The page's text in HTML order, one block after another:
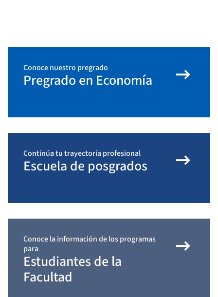
Conoce nuestro pregrado
Pregrado en Economía arrow_right_alt
Continúa tu trayectoria profesional
Escuela de posgrados arrow_right_alt
Conoce la información de los programas
para
Estudiantes de la
Facultad
arrow_right_alt